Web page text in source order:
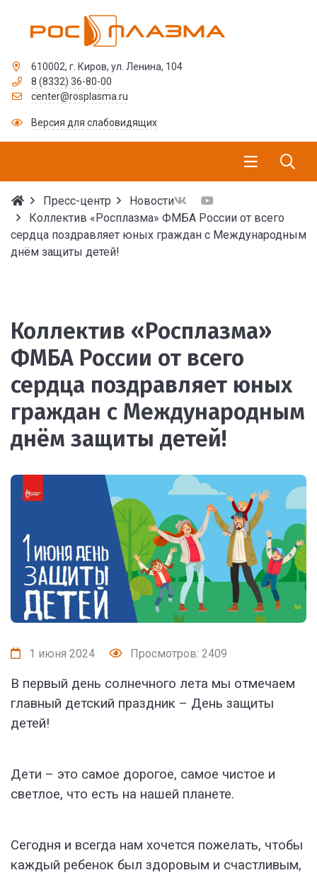
610002, г. Киров, ул. Ленина, 104
8 (8332) 36-80-00
center@rosplasma.ru
Версия для слабовидящих
Пресс-центр
Новости
Коллектив «Росплазма» ФМБА России от всего
сердца поздравляет юных граждан с Международным
днём защиты детей!
Коллектив «Росплазма»
ФМБА России от всего
сердца поздравляет юных
граждан с Международным
днём защиты детей!
1 июня 2024 Просмотров: 2409
В первый день солнечного лета мы отмечаем
главный детский праздник – День защиты
детей!
Дети – это самое дорогое, самое чистое и
светлое, что есть на нашей планете.
Сегодня и всегда нам хочется пожелать, чтобы
каждый ребенок был здоровым и счастливым,